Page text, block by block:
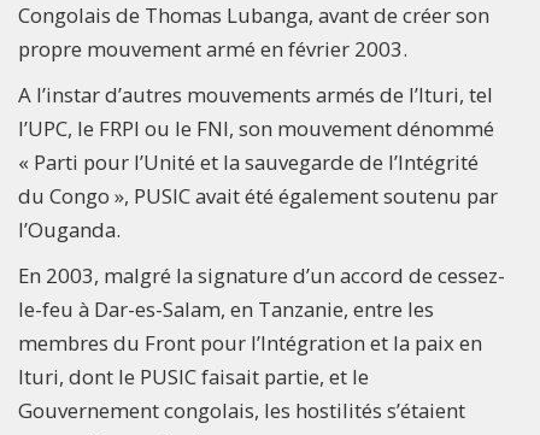
Congolais de Thomas Lubanga, avant de créer son
propre mouvement armé en février 2003.
A l’instar d’autres mouvements armés de l’Ituri, tel
l’UPC, le FRPI ou le FNI, son mouvement dénommé
« Parti pour l’Unité et la sauvegarde de l’Intégrité
du Congo », PUSIC avait été également soutenu par
l’Ouganda.
En 2003, malgré la signature d’un accord de cessez-
le-feu à Dar-es-Salam, en Tanzanie, entre les
membres du Front pour l’Intégration et la paix en
Ituri, dont le PUSIC faisait partie, et le
Gouvernement congolais, les hostilités s’étaient